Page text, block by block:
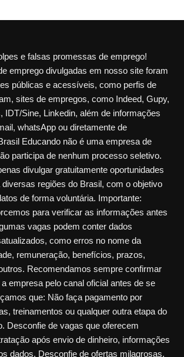
e falsas promessas de emprego!
emprego divulgadas em nosso site foram
públicas e acessíveis, como perfis de
sites de empregos, como Indeed, Gupy,
IDT/Sine, Linkedin, além de informações
whatsApp ou diretamente de
Educando não é uma empresa de
participa de nenhum processo seletivo.
divulgar gratuitamente oportunidades
regiões do Brasil, com o objetivo
de forma voluntária. Importante:
para verificar as informações antes
vagas podem conter dados
como erros no nome da
remuneração, benefícios, prazos,
Recomendamos sempre confirmar
empresa pelo canal oficial antes de se
que: Não faça pagamento por
treinamentos ou qualquer outra etapa do
Desconfie de vagas que oferecem
após envio de dinheiro, informações
dados. Desconfie de ofertas milagrosas,